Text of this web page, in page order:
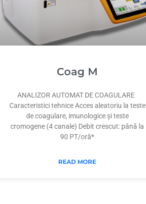
Coag M
ANALIZOR AUTOMAT DE COAGULARE
Caracteristici tehnice Acces aleatoriu la teste
de coagulare, imunologice și teste
cromogene (4 canale) Debit crescut: până la
90 PT/oră*
READ MORE